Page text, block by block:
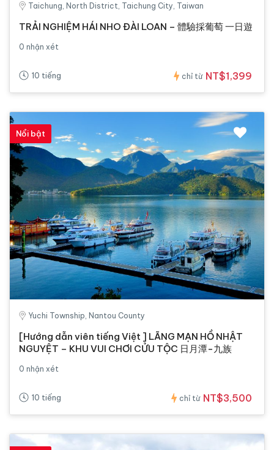
Taichung, North District, Taichung City, Taiwan
TRẢI NGHIỆM HÁI NHO ĐÀI LOAN – 體驗採葡萄 一日遊
0 nhận xét
10 tiếng chỉ từ NT$1,399
Nổi bật
Yuchi Township, Nantou County
[Hướng dẫn viên tiếng Việt ] LÃNG MẠN HỒ NHẬT
NGUYỆT – KHU VUI CHƠI CỬU TỘC 日月潭-九族
0 nhận xét
10 tiếng chỉ từ NT$3,500